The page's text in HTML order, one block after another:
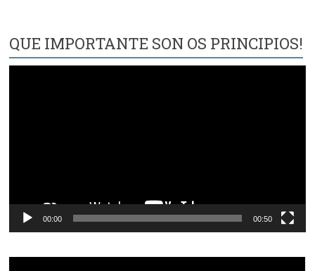
QUE IMPORTANTE SON OS PRINCIPIOS!
00:00 00:50